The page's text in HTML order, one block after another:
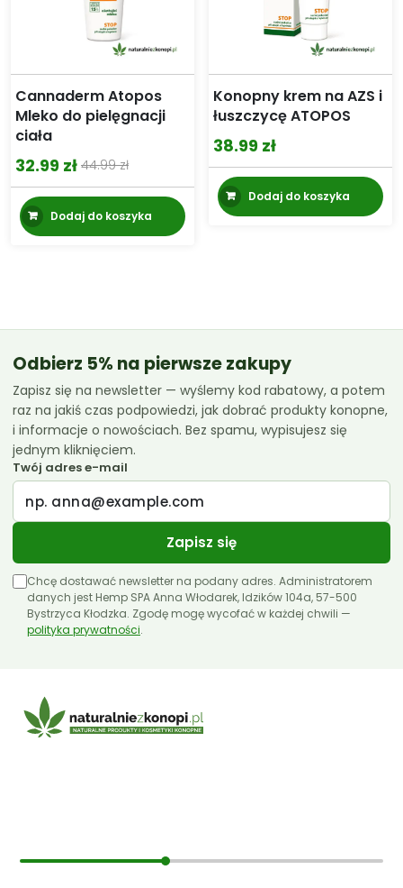
Cannaderm Atopos
Mleko do pielęgnacji
ciała
44.99zł
Pierwotna
cena
wynosiła:
32.99 zł
Aktualna
cena
wynosi:Dodaj do koszyka
Konopny krem na AZS i
łuszczycę ATOPOS
38.99 zł
Dodaj do koszyka
Odbierz 5% na pierwsze zakupy
Zapisz się na newsletter — wyślemy kod rabatowy, a potem
raz na jakiś czas podpowiedzi, jak dobrać produkty konopne,
i informacje o nowościach. Bez spamu, wypisujesz się
jednym kliknięciem.
Twój adres e-mail
Zapisz się
Chcę dostawać newsletter na podany adres. Administratorem
danych jest Hemp SPA Anna Włodarek, Idzików 104a, 57-500
Bystrzyca Kłodzka. Zgodę mogę wycofać w każdej chwili —
polityka prywatności.